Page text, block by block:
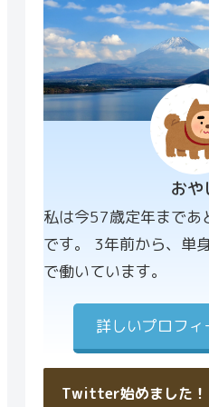
プロフ
ル画像
おや
私は今57歳定年まであ
です。 3年前から、単
で働いています。
詳しいプロフィ
Twitter始めました！